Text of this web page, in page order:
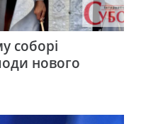
соборі
нового